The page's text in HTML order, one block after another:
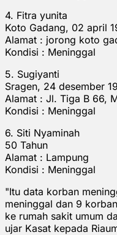
4. Fitra yunita
Koto Gadang, 02 april
Alamat : jorong koto
Kondisi : Meninggal
5. Sugiyanti
Sragen, 24 desember
Alamat : Jl. Tiga B 66,
Kondisi : Meninggal
6. Siti Nyaminah
50 Tahun
Alamat : Lampung
Kondisi : Meninggal
"Itu data korban
meninggal dan 9
ke rumah sakit umum
ujar Kasat kepada